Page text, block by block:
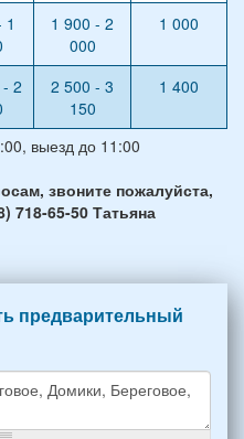
1
1 900 - 2
000
1 000
2
2 500 - 3
150
1 400
выезд до 11:00
звоните пожалуйста,
718-65-50 Татьяна
предварительный